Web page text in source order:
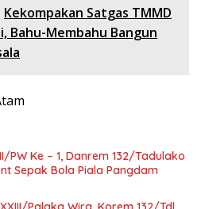
Kekompakan Satgas TMMD
Bahu-Membahu Bangun
PW Ke – 1, Danrem 132/Tadulako
Sepak Bola Piala Pangdam